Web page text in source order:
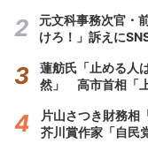
元文科事務次官・
けろ！」訴えに
蓮舫氏「止める人
然」 高市首相「
片山さつき財務
芥川賞作家「自民